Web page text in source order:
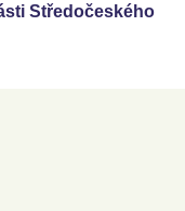
Středočeského